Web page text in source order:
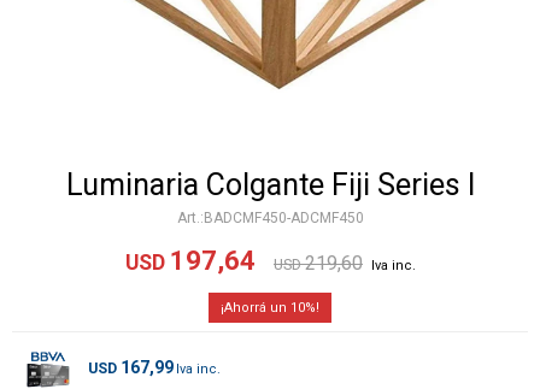
Luminaria Colgante Fiji Series I
BADCMF450-ADCMF450
USD 197,64 USD 219,60
10
USD 167,99